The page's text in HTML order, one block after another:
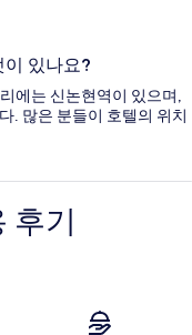
이 있나요?
에는 신논현역이 있으며,
. 많은 분들이 호텔의 위치
후기